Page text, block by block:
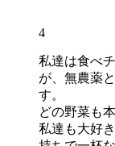
4
私達は食べ
が、無農薬
す。
どの野菜も
私達も大好